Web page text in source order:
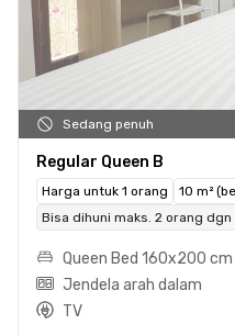
Sedang penuh
Regular Queen B
Harga untuk 1 orang
10 m²
Bisa dihuni maks. 2 orang
Queen Bed 160x200 cm
Jendela arah dalam
TV